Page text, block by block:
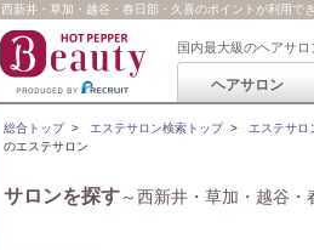
西新井・草加・越谷・春日部・久喜のポイントが利用で
国内最大級のヘアサ
ヘアサロン
総合トップ> エステサロン検索トップ> エステサロ
のエステサロン
サロンを探す～西新井・草加・越谷